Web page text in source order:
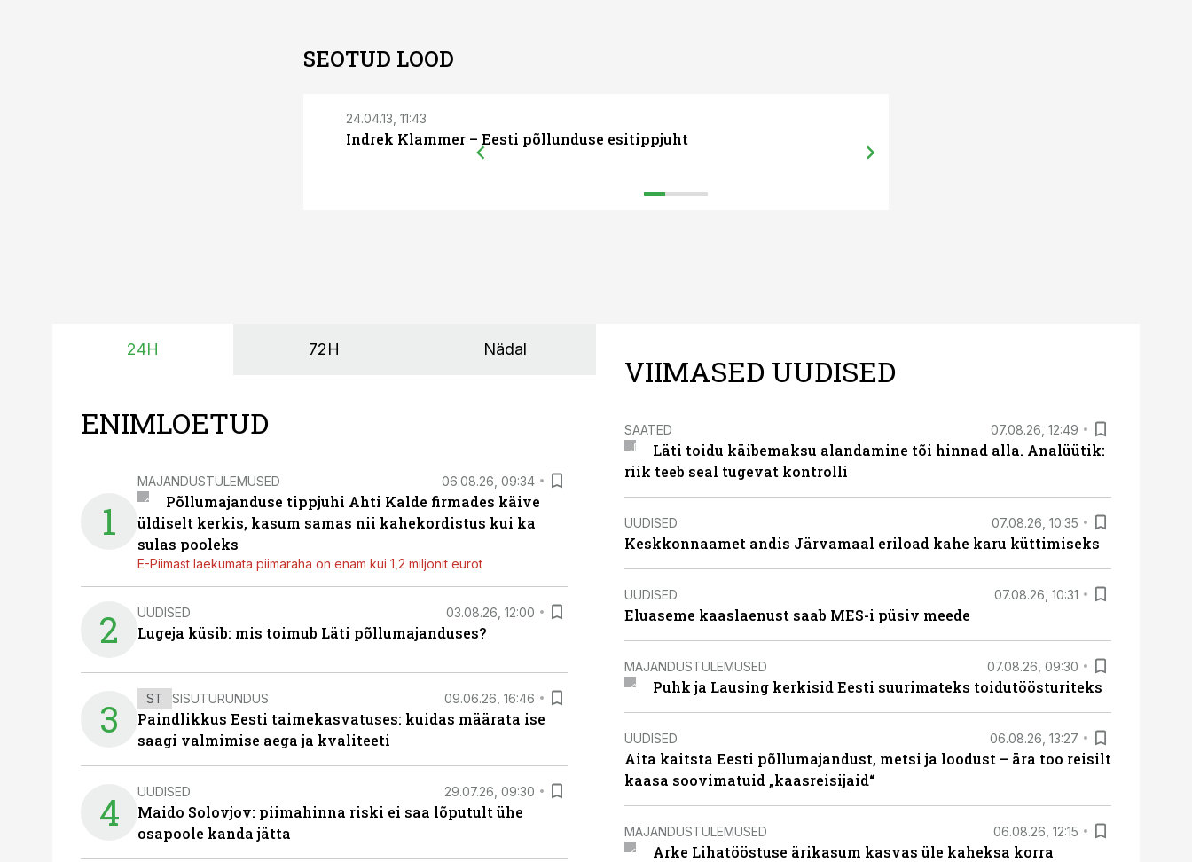
SEOTUD LOOD
24.04.13, 11:43
Indrek Klammer – Eesti põllunduse esitippjuht
24H 72H Nädal
ENIMLOETUD
1
MAJANDUSTULEMUSED 06.08.26, 09:34
Põllumajanduse tippjuhi Ahti Kalde firmades käive
üldiselt kerkis, kasum samas nii kahekordistus kui ka
sulas pooleks
E-Piimast laekumata piimaraha on enam kui 1,2 miljonit eurot
2 UUDISED 03.08.26, 12:00
Lugeja küsib: mis toimub Läti põllumajanduses?
3 ST SISUTURUNDUS 09.06.26, 16:46
Paindlikkus Eesti taimekasvatuses: kuidas määrata ise
saagi valmimise aega ja kvaliteeti
4 UUDISED 29.07.26, 09:30
Maido Solovjov: piimahinna riski ei saa lõputult ühe
osapoole kanda jätta
VIIMASED UUDISED
SAATED 07.08.26, 12:49
Läti toidu käibemaksu alandamine tõi hinnad alla. Analüütik:
riik teeb seal tugevat kontrolli
UUDISED 07.08.26, 10:35
Keskkonnaamet andis Järvamaal eriload kahe karu küttimiseks
UUDISED 07.08.26, 10:31
Eluaseme kaaslaenust saab MES-i püsiv meede
MAJANDUSTULEMUSED 07.08.26, 09:30
Puhk ja Lausing kerkisid Eesti suurimateks toidutöösturiteks
UUDISED 06.08.26, 13:27
Aita kaitsta Eesti põllumajandust, metsi ja loodust – ära too reisilt
kaasa soovimatuid „kaasreisijaid“
MAJANDUSTULEMUSED 06.08.26, 12:15
Arke Lihatööstuse ärikasum kasvas üle kaheksa korra